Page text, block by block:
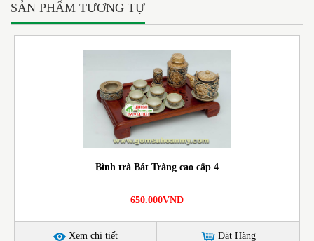
SẢN PHẨM TƯƠNG TỰ
Bình trà Bát Tràng cao cấp 4
650.000VND
Xem chi tiết Đặt Hàng